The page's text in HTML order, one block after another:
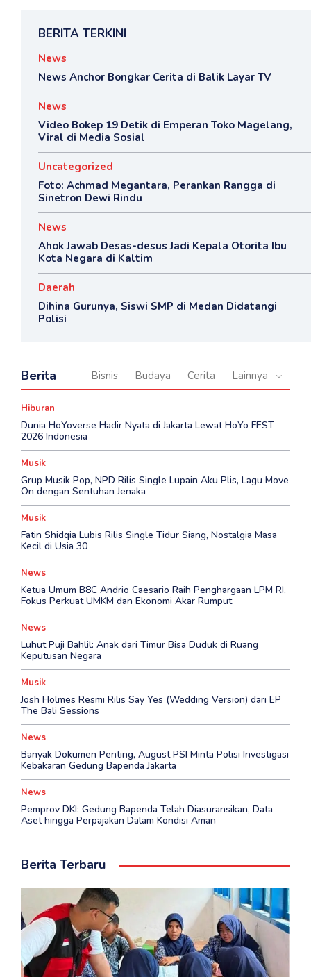
BERITA TERKINI
News
News Anchor Bongkar Cerita di Balik Layar TV
News
Video Bokep 19 Detik di Emperan Toko Magelang,
Viral di Media Sosial
Uncategorized
Foto: Achmad Megantara, Perankan Rangga di
Sinetron Dewi Rindu
News
Ahok Jawab Desas-desus Jadi Kepala Otorita Ibu
Kota Negara di Kaltim
Daerah
Dihina Gurunya, Siswi SMP di Medan Didatangi
Polisi
Berita Bisnis Budaya Cerita Lainnya
Hiburan
Dunia HoYoverse Hadir Nyata di Jakarta Lewat HoYo FEST
2026 Indonesia
Musik
Grup Musik Pop, NPD Rilis Single Lupain Aku Plis, Lagu Move
On dengan Sentuhan Jenaka
Musik
Fatin Shidqia Lubis Rilis Single Tidur Siang, Nostalgia Masa
Kecil di Usia 30
News
Ketua Umum B8C Andrio Caesario Raih Penghargaan LPM RI,
Fokus Perkuat UMKM dan Ekonomi Akar Rumput
News
Luhut Puji Bahlil: Anak dari Timur Bisa Duduk di Ruang
Keputusan Negara
Musik
Josh Holmes Resmi Rilis Say Yes (Wedding Version) dari EP
The Bali Sessions
News
Banyak Dokumen Penting, August PSI Minta Polisi Investigasi
Kebakaran Gedung Bapenda Jakarta
News
Pemprov DKI: Gedung Bapenda Telah Diasuransikan, Data
Aset hingga Perpajakan Dalam Kondisi Aman
Berita Terbaru